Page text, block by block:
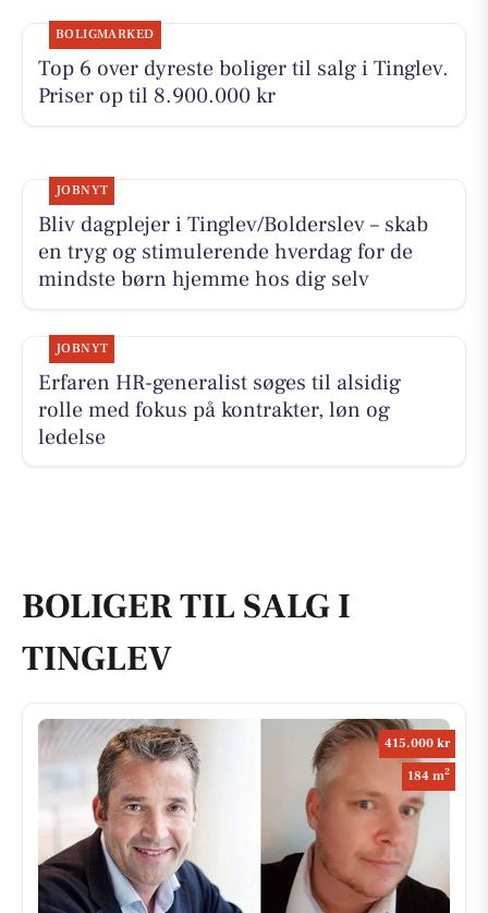
BOLIGMARKED
Top 6 over dyreste boliger til salg i Tinglev.
Priser op til 8.900.000 kr
JOBNYT
Bliv dagplejer i Tinglev/Bolderslev – skab
en tryg og stimulerende hverdag for de
mindste børn hjemme hos dig selv
JOBNYT
Erfaren HR-generalist søges til alsidig
rolle med fokus på kontrakter, løn og
ledelse
BOLIGER TIL SALG I
TINGLEV
415.000 kr
184 m2